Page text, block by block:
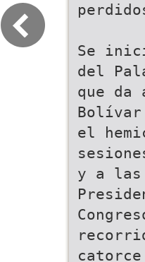
Se
del
que da
Bolívar
el
y a